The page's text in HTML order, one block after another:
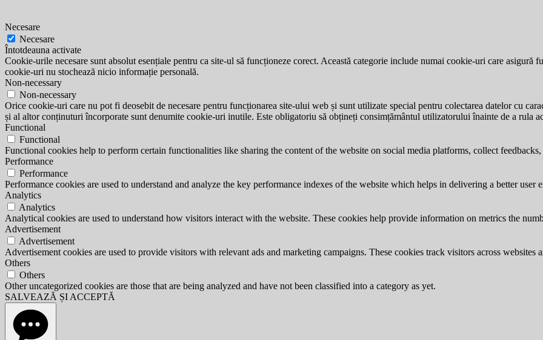
Necesare
Necesare
Întotdeauna activate
Cookie-urile necesare sunt absolut esențiale pentru ca site-ul să funcționeze corect. Această categorie include numai cookie-uri care asigură
cookie-uri nu stochează nicio informație personală.
Non-necessary
Non-necessary
Orice cookie-uri care nu pot fi deosebit de necesare pentru funcționarea site-ului web și sunt utilizate special pentru colectarea datelor cu
și al altor conținuturi încorporate sunt denumite cookie-uri inutile. Este obligatoriu să obțineți consimțământul utilizatorului înainte de a rula
Functional
Functional
Functional cookies help to perform certain functionalities like sharing the content of the website on social media platforms, collect
Performance
Performance
Performance cookies are used to understand and analyze the key performance indexes of the website which helps in delivering a better user
Analytics
Analytics
Analytical cookies are used to understand how visitors interact with the website. These cookies help provide information on metrics the
Advertisement
Advertisement
Advertisement cookies are used to provide visitors with relevant ads and marketing campaigns. These cookies track visitors across
Others
Others
Other uncategorized cookies are those that are being analyzed and have not been classified into a category as yet.
SALVEAZĂ ȘI ACCEPTĂ